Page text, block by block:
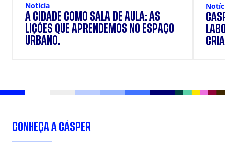
Notícia
A CIDADE COMO SALA DE AULA: AS
LIÇÕES QUE APRENDEMOS NO ESPAÇO
URBANO.
CONHEÇA A CÁSPER